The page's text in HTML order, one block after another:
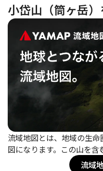
小岱山（筒ヶ岳
流域地図とは、地域の生
図になります。この山を含
流域